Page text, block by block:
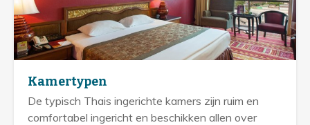
Kamertypen
De typisch Thais ingerichte kamers zijn ruim en
comfortabel ingericht en beschikken allen over